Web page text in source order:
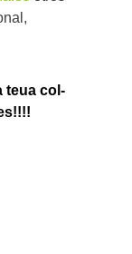
teua col-